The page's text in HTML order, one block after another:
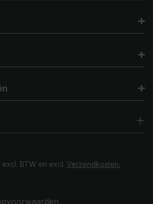
BTW en excl. Verzendkosten.